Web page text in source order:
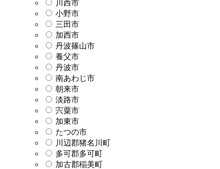
川西市
小野市
三田市
加西市
丹波篠山市
養父市
丹波市
南あわじ市
朝来市
淡路市
宍粟市
加東市
たつの市
川辺郡猪名川町
多可郡多可町
加古郡稲美町